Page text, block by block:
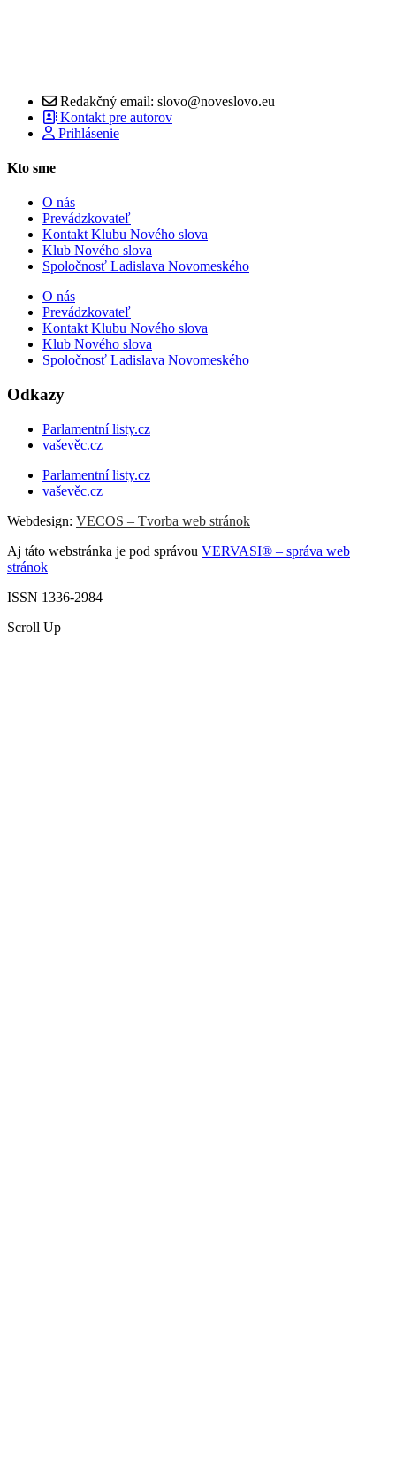
Redakčný email: slovo@noveslovo.eu
Kontakt pre autorov
Prihlásenie
Kto sme
O nás
Prevádzkovateľ
Kontakt Klubu Nového slova
Klub Nového slova
Spoločnosť Ladislava Novomeského
O nás
Prevádzkovateľ
Kontakt Klubu Nového slova
Klub Nového slova
Spoločnosť Ladislava Novomeského
Odkazy
Parlamentní listy.cz
vaševěc.cz
Parlamentní listy.cz
vaševěc.cz
Webdesign: VECOS – Tvorba web stránok
Aj táto webstránka je pod správou VERVASI® – správa web
stránok
ISSN 1336-2984
Scroll Up